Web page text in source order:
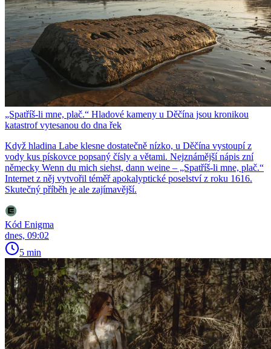
„Spatříš-li mne, plač.“ Hladové kameny u Děčína jsou kronikou
katastrof vytesanou do dna řek
Když hladina Labe klesne dostatečně nízko, u Děčína vystoupí z
vody kus pískovce popsaný čísly a větami. Nejznámější nápis zní
německy Wenn du mich siehst, dann weine – „Spatříš-li mne, plač.“
Internet z něj vytvořil téměř apokalyptické poselství z roku 1616.
Skutečný příběh je ale zajímavější.
Kód Enigma
dnes, 09:02
5 min